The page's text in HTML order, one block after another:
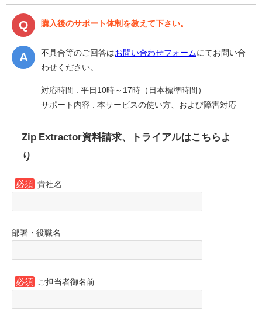
購入後のサポート体制を教えて下さい。
不具合等のご回答はお問い合わせフォームにてお問い合
わせください。
対応時間 : 平日10時～17時（日本標準時間）
サポート内容 : 本サービスの使い方、および障害対応
Zip Extractor資料請求、トライアルはこちらよ
り
必須 貴社名
部署・役職名
必須 ご担当者御名前